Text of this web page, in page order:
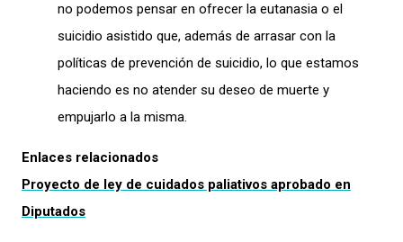
no podemos pensar en ofrecer la eutanasia o el
suicidio asistido que, además de arrasar con la
políticas de prevención de suicidio, lo que estamos
haciendo es no atender su deseo de muerte y
empujarlo a la misma.
Enlaces relacionados
Proyecto de ley de cuidados paliativos aprobado en
Diputados